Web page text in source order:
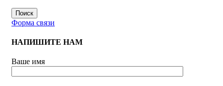
Поиск
Форма связи
НАПИШИТЕ НАМ
Ваше имя